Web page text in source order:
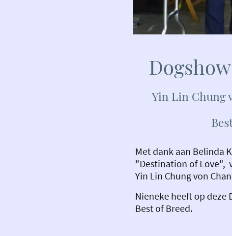
Yin Lin Chung
Met dank aan Belinda
"Destination of Love",
Yin Lin Chung von
Nieneke heeft op deze
Best of Breed.